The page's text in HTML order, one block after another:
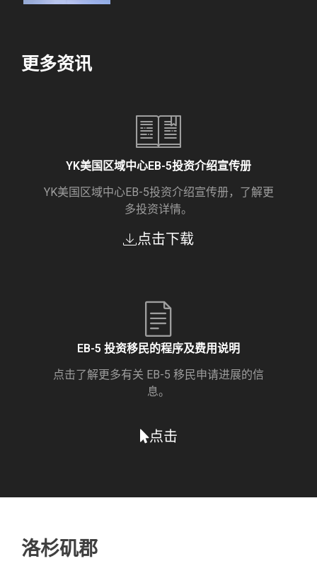
更多资讯
YK美国区域中心EB-5投资介绍宣传册
YK美国区域中心EB-5投资介绍宣传册，了解更
多投资详情。
点击下载
EB-5 投资移民的程序及费用说明
点击了解更多有关 EB-5 移民申请进展的信
息。
点击
洛杉矶郡